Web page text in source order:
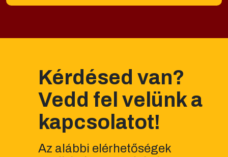
Kérdésed van?
Vedd fel velünk a
kapcsolatot!
Az alábbi elérhetőségek